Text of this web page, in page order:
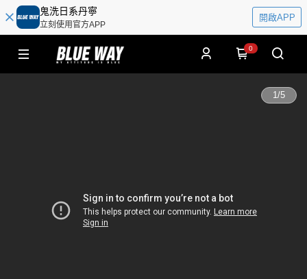
鬼洗日系丹寧
立刻使用官方APP
開啟APP
0
1/5